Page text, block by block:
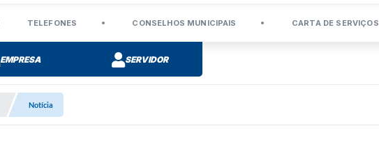
TELEFONES CONSELHOS MUNICIPAIS CARTA DE SERVIÇOS
EMPRESA SERVIDOR
Notícia